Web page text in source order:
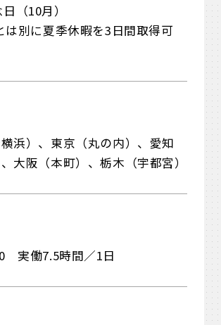
（10月）
は別に夏季休暇を3日間取得可
浜）、東京（丸の内）、愛知
、大阪（本町）、栃木（宇都宮）
実働7.5時間／1日